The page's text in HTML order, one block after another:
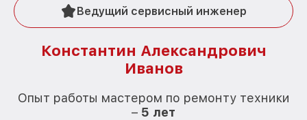
Ведущий сервисный инженер
Константин Александрович
Иванов
Опыт работы мастером по ремонту техники
– 5 лет